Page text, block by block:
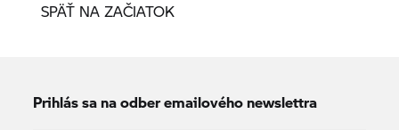
SPÄŤ NA ZAČIATOK
Prihlás sa na odber emailového newslettra